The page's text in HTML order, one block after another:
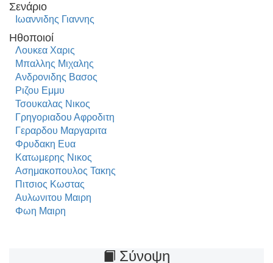
Σενάριο
Ιωαννιδης Γιαννης
Ηθοποιοί
Λουκεα Χαρις
Μπαλλης Μιχαλης
Ανδρονιδης Βασος
Ριζου Εμμυ
Τσουκαλας Νικος
Γρηγοριαδου Αφροδιτη
Γεραρδου Μαργαριτα
Φρυδακη Ευα
Κατωμερης Νικος
Ασημακοπουλος Τακης
Πιτσιος Κωστας
Αυλωνιτου Μαιρη
Φωη Μαιρη
Σύνοψη